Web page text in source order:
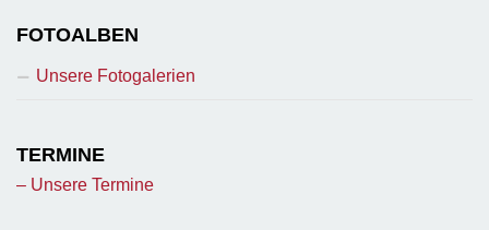
FOTOALBEN
Unsere Fotogalerien
TERMINE
– Unsere Termine